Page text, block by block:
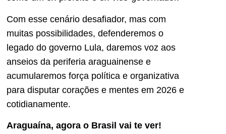
Com esse cenário desafiador, mas com
muitas possibilidades, defenderemos o
legado do governo Lula, daremos voz aos
anseios da periferia araguainense e
acumularemos força política e organizativa
para disputar corações e mentes em 2026 e
cotidianamente.
Araguaína, agora o Brasil vai te ver!